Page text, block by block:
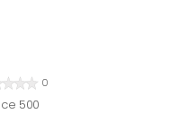
0
500